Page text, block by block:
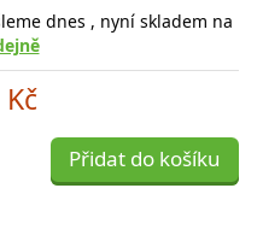
dnes , nyní skladem na
Přidat do košíku